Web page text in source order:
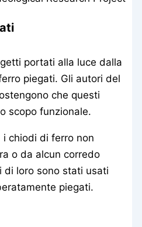
portati alla luce dalla
piegati. Gli autori del
che questi
scopo funzionale.
i chiodi di ferro non
o da alcun corredo
di loro sono stati usati
piegati.